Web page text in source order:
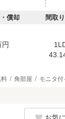
償却 間取
料 角部屋 モニタ